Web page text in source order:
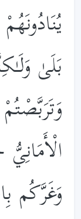
بَلَىٰ
وَغَرَّكُم